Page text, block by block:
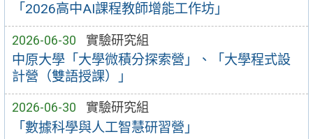
「2026高中AI課程教師增能工作坊」
2026-06-30 實驗研究組
中原大學「大學微積分探索營」、「大學程式設
計營（雙語授課）」
2026-06-30 實驗研究組
「數據科學與人工智慧研習營」